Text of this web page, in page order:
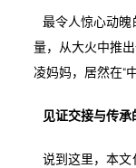
最令人惊心动
量，从大火中推
凌妈妈，居然在“
见证交接与传承
说到这里，本